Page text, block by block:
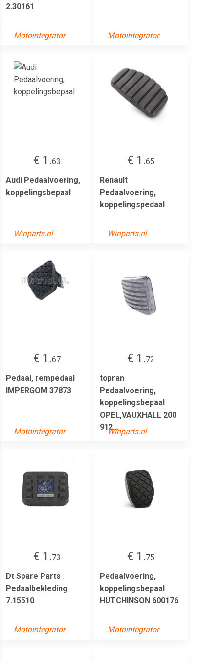
2.30161
Motointegrator Motointegrator
€ 1.63
Audi Pedaalvoering,
koppelingsbepaal
Winparts.nl
€ 1.65
Renault
Pedaalvoering,
koppelingspedaal
Winparts.nl
€ 1.67
Pedaal, rempedaal
IMPERGOM 37873
Motointegrator
€ 1.72
topran
Pedaalvoering,
koppelingsbepaal
OPEL,VAUXHALL 200
912...Winparts.nl
€ 1.73
Dt Spare Parts
Pedaalbekleding
7.15510
Motointegrator
€ 1.75
Pedaalvoering,
koppelingsbepaal
HUTCHINSON 600176
Motointegrator